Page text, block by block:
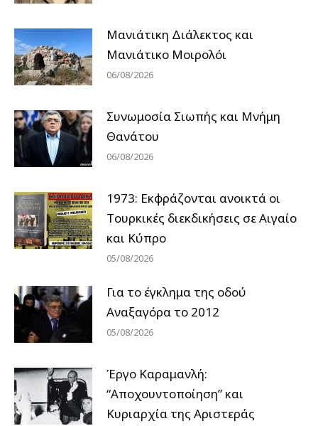
Μανιάτικη Διάλεκτος και
Μανιάτικο Μοιρολόι
06/08/2026
Συνωμοσία Σιωπής και Μνήμη
Θανάτου
06/08/2026
1973: Εκφράζονται ανοικτά οι
Tουρκικές διεκδικήσεις σε Αιγαίο
και Κύπρο
05/08/2026
Για το έγκλημα της οδού
Αναξαγόρα το 2012
05/08/2026
Έργο Καραμανλή:
“Αποχουντοποίηση” και
Κυριαρχία της Αριστεράς